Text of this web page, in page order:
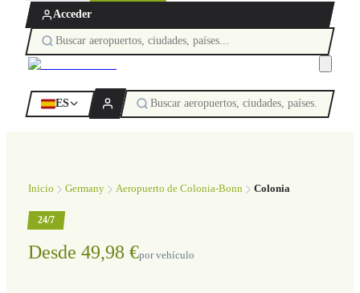
Acceder
ES
Inicio Germany Aeropuerto de Colonia-Bonn Colonia
24/7
Desde 49,98 €por vehículo